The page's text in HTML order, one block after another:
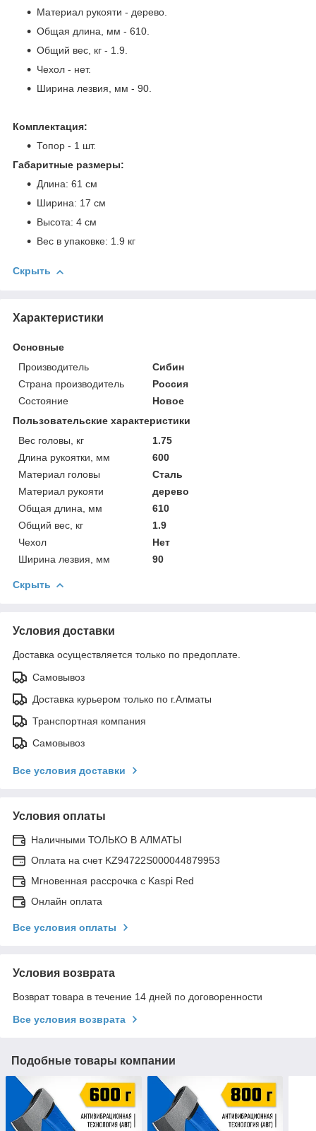
Материал рукояти - дерево.
Общая длина, мм - 610.
Общий вес, кг - 1.9.
Чехол - нет.
Ширина лезвия, мм - 90.
Комплектация:
Топор - 1 шт.
Габаритные размеры:
Длина: 61 см
Ширина: 17 см
Высота: 4 см
Вес в упаковке: 1.9 кг
Скрыть
Характеристики
Основные
Производитель
Сибин
Страна производитель
Россия
Состояние
Новое
Пользовательские характеристики
Вес головы, кг
1.75
Длина рукоятки, мм
600
Материал головы
Сталь
Материал рукояти
дерево
Общая длина, мм
610
Общий вес, кг
1.9
Чехол
Нет
Ширина лезвия, мм
90
Скрыть
Условия доставки
Доставка осуществляется только по предоплате.
Самовывоз
Доставка курьером только по г.Алматы
Транспортная компания
Самовывоз
Все условия доставки
Условия оплаты
Наличными ТОЛЬКО В АЛМАТЫ
Оплата на счет KZ94722S000044879953
Мгновенная рассрочка с Kaspi Red
Онлайн оплата
Все условия оплаты
Условия возврата
Возврат товара в течение 14 дней по договоренности
Все условия возврата
Подобные товары компании